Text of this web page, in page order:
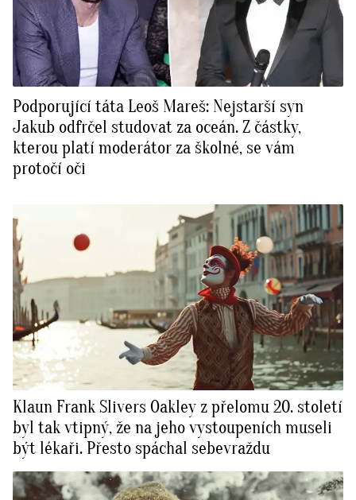
Podporující táta Leoš Mareš: Nejstarší syn
Jakub odfrčel studovat za oceán. Z částky,
kterou platí moderátor za školné, se vám
protočí oči
Klaun Frank Slivers Oakley z přelomu 20. století
byl tak vtipný, že na jeho vystoupeních museli
být lékaři. Přesto spáchal sebevraždu